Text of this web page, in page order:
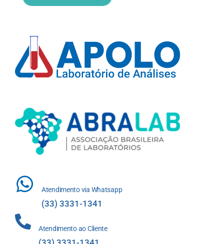
Atendimento via Whatsapp
(33) 3331-1341
Atendimento ao Cliente